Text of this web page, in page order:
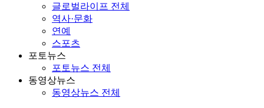
글로벌라이프 전체
역사·문화
연예
스포츠
포토뉴스
포토뉴스 전체
동영상뉴스
동영상뉴스 전체